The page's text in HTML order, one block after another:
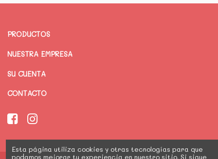
PRODUCTOS
NUESTRA EMPRESA
SU CUENTA
CONTACTO
Esta página utiliza cookies y otras tecnologías para que
podamos mejorar tu experiencia en nuestro sitio. Si sigue